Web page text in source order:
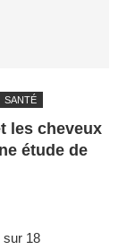
SANTÉ
les cheveux
étude de
sur 18